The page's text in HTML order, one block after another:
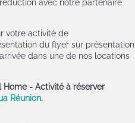
avec notre partenaire
votre activité de
du flyer sur présentation
dans une de nos locations
Home - Activité à réserver
Réunion.